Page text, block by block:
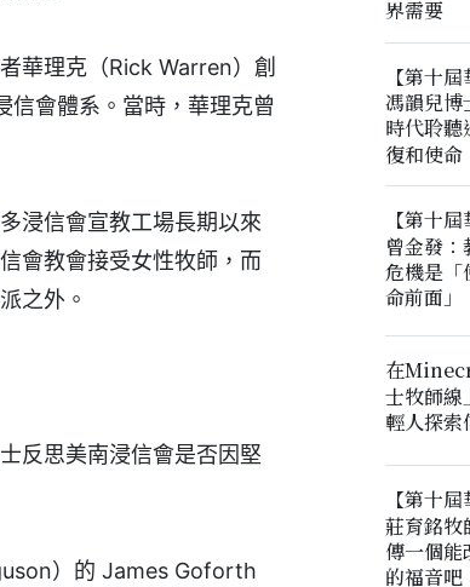
華理克（Rick Warren）創
會體系。當時，華理克曾
浸信會宣教工場長期以來
會教會接受女性牧師，而
之外。
反思美南浸信會是否因堅
）的 James Goforth
界需要
【第十
馮韻兒博
時代聆聽
復和使命
【第十
曾金發：
危機是「
命前面」
在
士牧師線
輕人探索
【第十
莊育銘牧
傳一個能
的福音吧